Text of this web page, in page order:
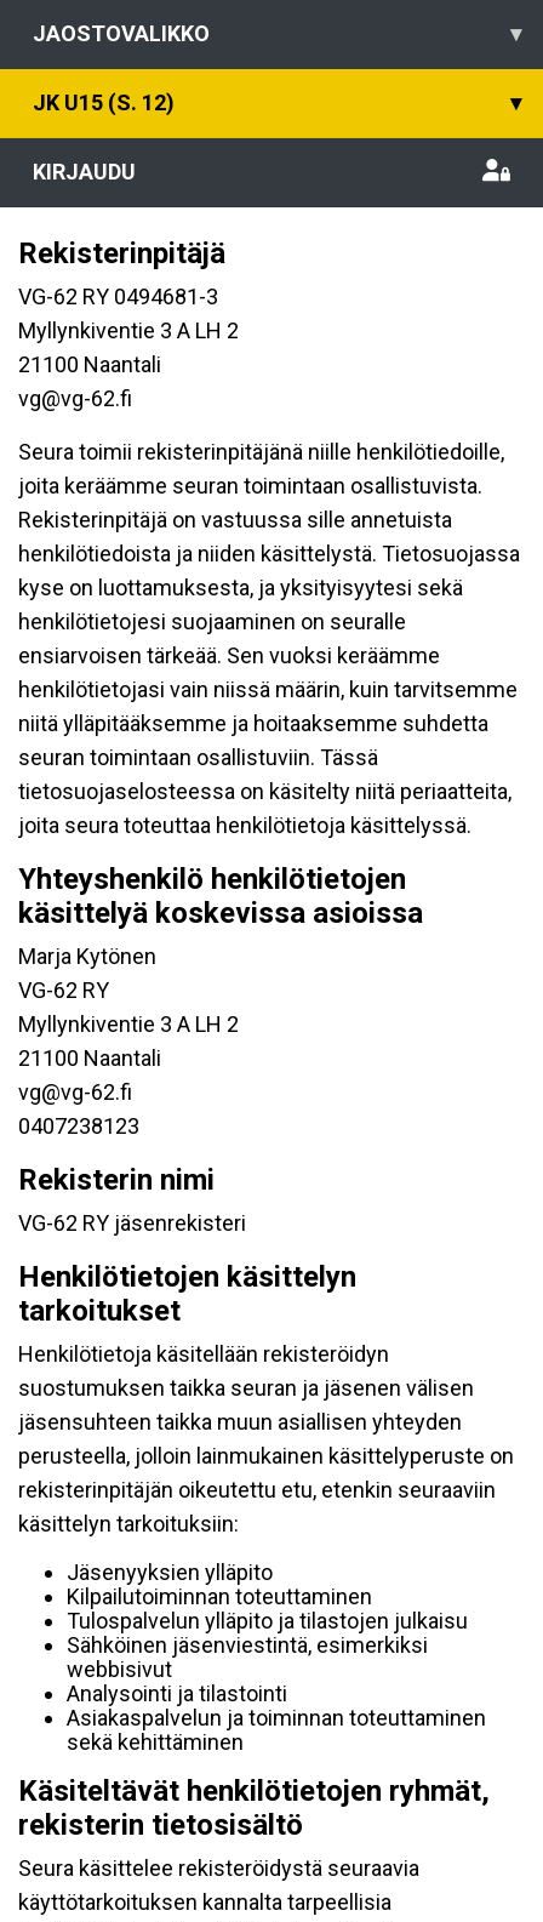
JAOSTOVALIKKO ▾
JK U15 (S. 12) ▾
KIRJAUDU
Rekisterinpitäjä
VG-62 RY 0494681-3
Myllynkiventie 3 A LH 2
21100 Naantali
vg@vg-62.fi
Seura toimii rekisterinpitäjänä niille henkilötiedoille,
joita keräämme seuran toimintaan osallistuvista.
Rekisterinpitäjä on vastuussa sille annetuista
henkilötiedoista ja niiden käsittelystä. Tietosuojassa
kyse on luottamuksesta, ja yksityisyytesi sekä
henkilötietojesi suojaaminen on seuralle
ensiarvoisen tärkeää. Sen vuoksi keräämme
henkilötietojasi vain niissä määrin, kuin tarvitsemme
niitä ylläpitääksemme ja hoitaaksemme suhdetta
seuran toimintaan osallistuviin. Tässä
tietosuojaselosteessa on käsitelty niitä periaatteita,
joita seura toteuttaa henkilötietoja käsittelyssä.
Yhteyshenkilö henkilötietojen
käsittelyä koskevissa asioissa
Marja Kytönen
VG-62 RY
Myllynkiventie 3 A LH 2
21100 Naantali
vg@vg-62.fi
0407238123
Rekisterin nimi
VG-62 RY jäsenrekisteri
Henkilötietojen käsittelyn
tarkoitukset
Henkilötietoja käsitellään rekisteröidyn
suostumuksen taikka seuran ja jäsenen välisen
jäsensuhteen taikka muun asiallisen yhteyden
perusteella, jolloin lainmukainen käsittelyperuste on
rekisterinpitäjän oikeutettu etu, etenkin seuraaviin
käsittelyn tarkoituksiin:
Jäsenyyksien ylläpito
Kilpailutoiminnan toteuttaminen
Tulospalvelun ylläpito ja tilastojen julkaisu
Sähköinen jäsenviestintä, esimerkiksi
webbisivut
Analysointi ja tilastointi
Asiakaspalvelun ja toiminnan toteuttaminen
sekä kehittäminen
Käsiteltävät henkilötietojen ryhmät,
rekisterin tietosisältö
Seura käsittelee rekisteröidystä seuraavia
käyttötarkoituksen kannalta tarpeellisia